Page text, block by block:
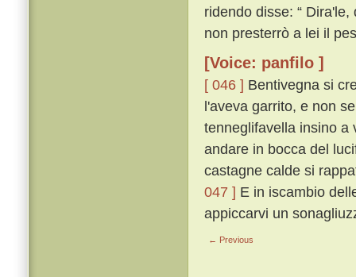
ridendo disse: “
non presterrò a lei il
[Voice: panfilo ]
[ 046 ] Bentivegna si
l'aveva garrito, e non
tenneglifavella insino a
andare in bocca del
castagne calde si
047 ] E in iscambio
appiccarvi un
← Previous